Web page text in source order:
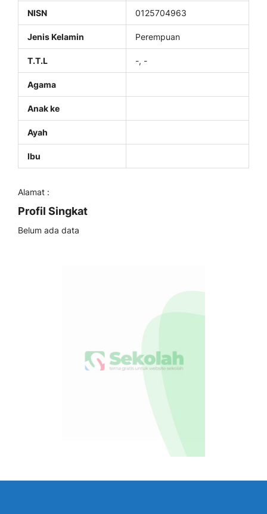
NISN 0125704963
Jenis Kelamin Perempuan
T.T.L -, -
Agama
Anak ke
Ayah
Ibu
Alamat :
Profil Singkat
Belum ada data